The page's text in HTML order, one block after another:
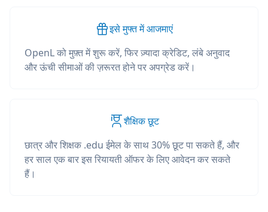
इसे मुफ्त में आजमाएं
OpenL को मुफ़्त में शुरू करें, फिर ज़्यादा क्रेडिट, लंबे अनुवाद
और ऊंची सीमाओं की ज़रूरत होने पर अपग्रेड करें।
शैक्षिक छूट
छात्र और शिक्षक .edu ईमेल के साथ 30% छूट पा सकते हैं, और
हर साल एक बार इस रियायती ऑफर के लिए आवेदन कर सकते
हैं।